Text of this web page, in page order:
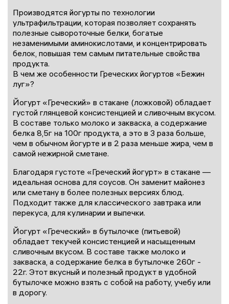
Производятся йогурты по технологии
ультрафильтрации, которая позволяет сохранять
полезные сывороточные белки, богатые
незаменимыми аминокислотами, и концентрировать
белок, повышая тем самым питательные свойства
продукта.
В чем же особенности Греческих йогуртов «Бежин
луг»?
Йогурт «Греческий» в стакане (ложковой) обладает
густой глянцевой консистенцией и сливочным вкусом.
В составе только молоко и закваска, а содержание
белка 8,5г на 100г продукта, а это в 3 раза больше,
чем в обычном йогурте и в 2 раза меньше жира, чем в
самой нежирной сметане.
Благодаря густоте «Греческий йогурт» в стакане —
идеальная основа для соусов. Он заменит майонез
или сметану в более полезных версиях блюд.
Подходит также для классического завтрака или
перекуса, для кулинарии и выпечки.
Йогурт «Греческий» в бутылочке (питьевой)
обладает текучей консистенцией и насыщенным
сливочным вкусом. В составе также молоко и
закваска, а содержание белка в бутылочке 260г -
22г. Этот вкусный и полезный продукт в удобной
бутылочке можно взять с собой на работу, учебу или
в дорогу.